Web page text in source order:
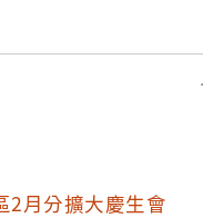
通之用。
2月分擴大慶生會